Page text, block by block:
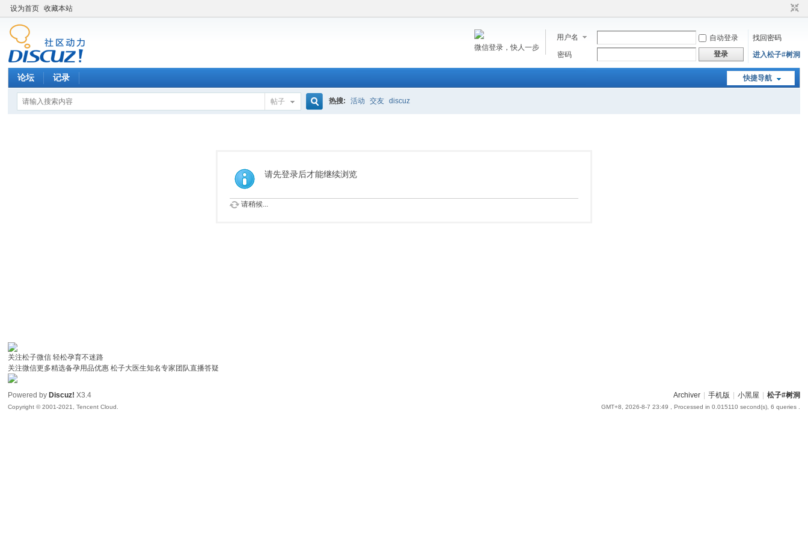
设为首页 收藏本站
用户名 自动登录
找回密码
密码
登录 进入松子#树洞
微信登录，快人一步
快捷导航
论坛 记录
帖子
索
热搜: 活动 交友 discuz
请先登录后才能继续浏览
请稍候...
关注松子微信 轻松孕育不迷路
关注微信更多精选备孕用品优惠 松子大医生知名专家团队直播答疑
Archiver 手机版 小黑屋 松子#树洞
GMT+8, 2026-8-7 23:49 , Processed in 0.015110 second(s), 6 queries .
Powered by Discuz! X3.4
Copyright © 2001-2021, Tencent Cloud.